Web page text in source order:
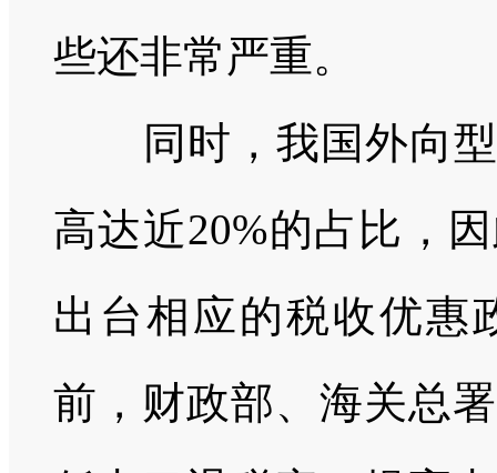
些还非常严重。
同时，我国外向型
高达近20%的占比，
出台相应的税收优惠
前，财政部、海关总